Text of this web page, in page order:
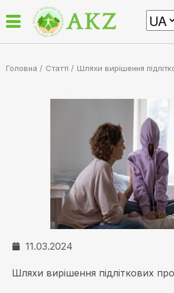
Головна / Статті / Шляхи вирішення
11.03.2024
Шляхи вирішення підліткових